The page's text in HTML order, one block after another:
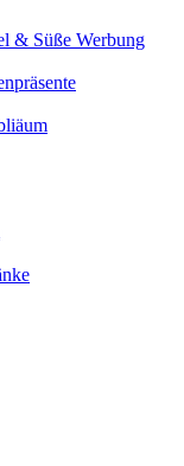
& Süße Werbung